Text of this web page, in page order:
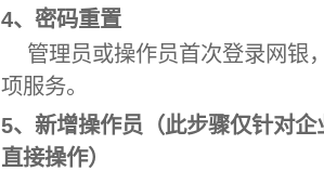
4、密码重置
管理员或操作员首次登录网银
项服务。
5、新增操作员（此步骤仅针对
直接操作）